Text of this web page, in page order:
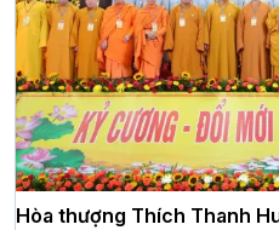
Hòa thượng Thích Thanh